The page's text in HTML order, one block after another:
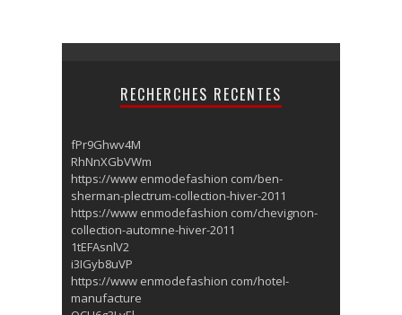
RECHERCHES RECENTES
fPr9Ghwv4M
RhNnXGbVWm
https://www enmodefashion com/ben-
sherman-plectrum-collection-hiver-2011
https://www enmodefashion com/chevignon-
collection-automne-hiver-2011
1tEFAsnlV2
i3IGyb8uVP
https://www enmodefashion com/hotel-
manufacture